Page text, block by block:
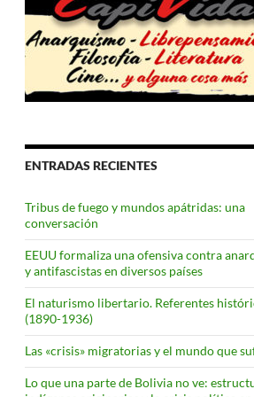
la Guerra civil.
ENTRADAS RECIENTES
Tribus de fuego y mundos apátridas: una
conversación
EEUU formaliza una ofensiva contra
y antifascistas en diversos países
El naturismo libertario. Referentes
(1890-1936)
Las «crisis» migratorias y el mundo que
Lo que una parte de Bolivia no ve: